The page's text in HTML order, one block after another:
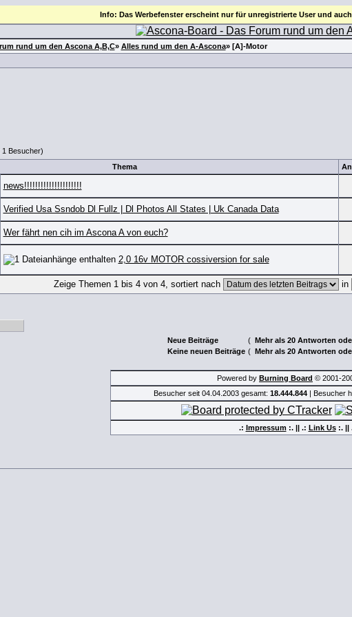
Info: Das Werbefenster erscheint nur für unregistrierte User und
rund um den Ascona A,B,C» Alles rund um den A-Ascona» [A]-Motor
Besucher)
Thema
news!!!!!!!!!!!!!!!!!!!!!
Verified Usa Ssndob Dl Fullz | Dl Photos All States | Uk Canada Data
Wer fährt nen cih im Ascona A von euch?
2,0 16v MOTOR cossiversion for sale
Zeige Themen 1 bis 4 von 4, sortiert nach in
Neue Beiträge ( Mehr als 20 Antworten
Keine neuen Beiträge ( Mehr als 20 Antworten
Powered by Burning Board © 2001-
Besucher seit 04.04.2003 gesamt: 18.444.844| Besucher
.: Impressum:. || .: Link Us:.